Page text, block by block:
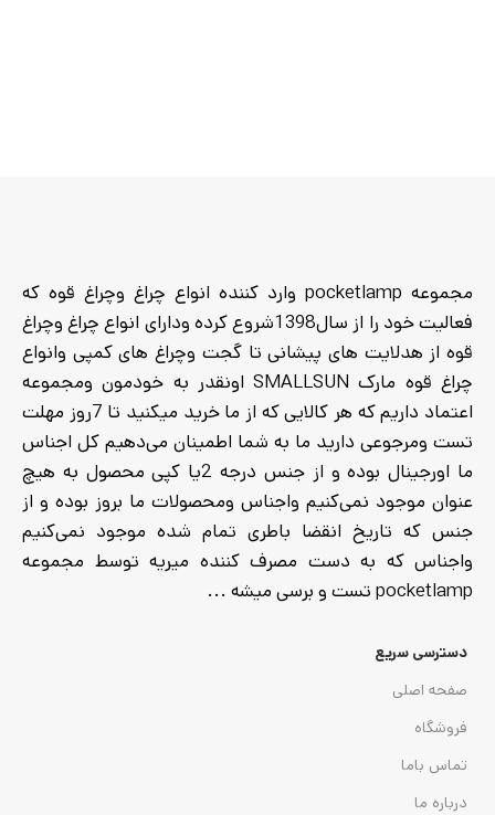
مجموعه pocketlamp وارد کننده انواع چراغ وچراغ قوه که
فعالیت خود را از سال1398شروع کرده ودارای انواع چراغ وچراغ
قوه از هدلایت های پیشانی تا گجت وچراغ های کمپی وانواع
چراغ قوه مارک SMALLSUN اونقدر به خودمون ومجموعه
اعتماد داریم که هر کالایی که از ما خرید میکنید تا 7روز مهلت
تست ومرجوعی دارید ما به شما اطمینان می‌دهیم کل اجناس
ما اورجینال بوده و از جنس درجه 2یا کپی محصول به هیچ
عنوان موجود نمی‌کنیم واجناس ومحصولات ما بروز بوده و از
جنس که تاریخ انقضا باطری تمام شده موجود نمی‌کنیم
واجناس که به دست مصرف کننده میریه توسط مجموعه
pocketlamp تست و برسی میشه ...
دسترسی سریع
صفحه اصلی
فروشگاه
تماس باما
درباره ما